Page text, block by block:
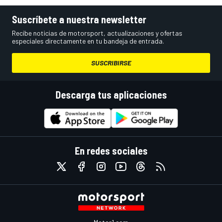
Suscríbete a nuestra newsletter
Recibe noticias de motorsport, actualizaciones y ofertas
especiales directamente en tu bandeja de entrada.
SUSCRIBIRSE
Descarga tus aplicaciones
En redes sociales